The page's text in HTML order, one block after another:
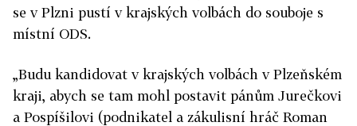
se v Plzni pustí v krajských volbách do souboje s
místní ODS.
„Budu kandidovat v krajských volbách v Plzeňském
kraji, abych se tam mohl postavit pánům Jurečkovi
a Pospíšilovi (podnikatel a zákulisní hráč Roman